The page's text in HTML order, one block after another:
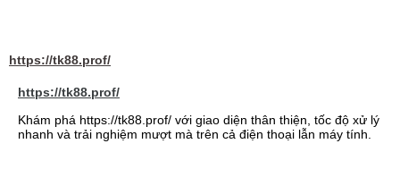
https://tk88.prof/
https://tk88.prof/
Khám phá https://tk88.prof/ với giao diện thân thiện, tốc độ xử lý
nhanh và trải nghiệm mượt mà trên cả điện thoại lẫn máy tính.